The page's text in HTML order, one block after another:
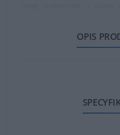
istotę problemów, z
bezpieczeństwo,
Dell posiada kompleksową
(laptopy, komputery
OPIS